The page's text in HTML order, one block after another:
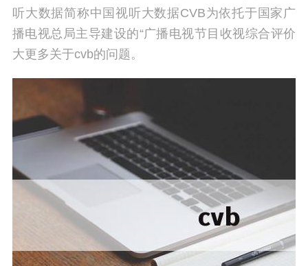
听大数据简称中国视听大数据CVB为依托于国家广
播电视总局主导建设的“广播电视节目收视综合评价
大更多关于cvb的问题。